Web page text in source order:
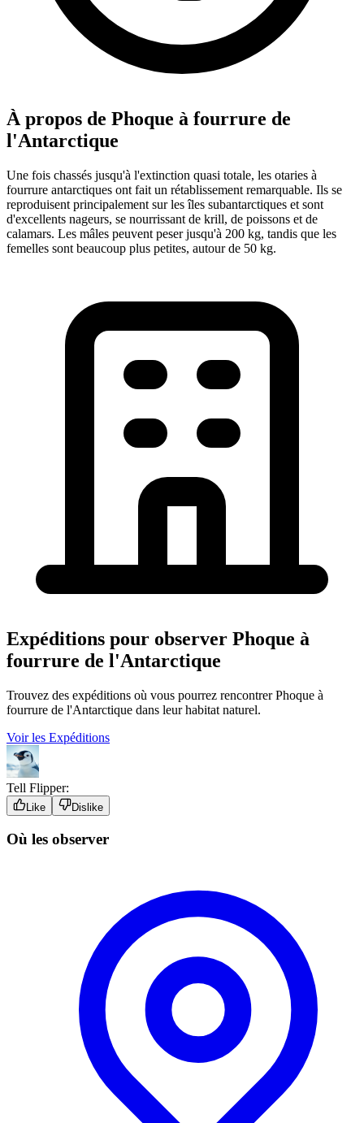
À propos de Phoque à fourrure de
l'Antarctique
Une fois chassés jusqu'à l'extinction quasi totale, les otaries à
fourrure antarctiques ont fait un rétablissement remarquable. Ils se
reproduisent principalement sur les îles subantarctiques et sont
d'excellents nageurs, se nourrissant de krill, de poissons et de
calamars. Les mâles peuvent peser jusqu'à 200 kg, tandis que les
femelles sont beaucoup plus petites, autour de 50 kg.
Expéditions pour observer Phoque à
fourrure de l'Antarctique
Trouvez des expéditions où vous pourrez rencontrer Phoque à
fourrure de l'Antarctique dans leur habitat naturel.
Voir les Expéditions
Tell Flipper:
Like Dislike
Où les observer